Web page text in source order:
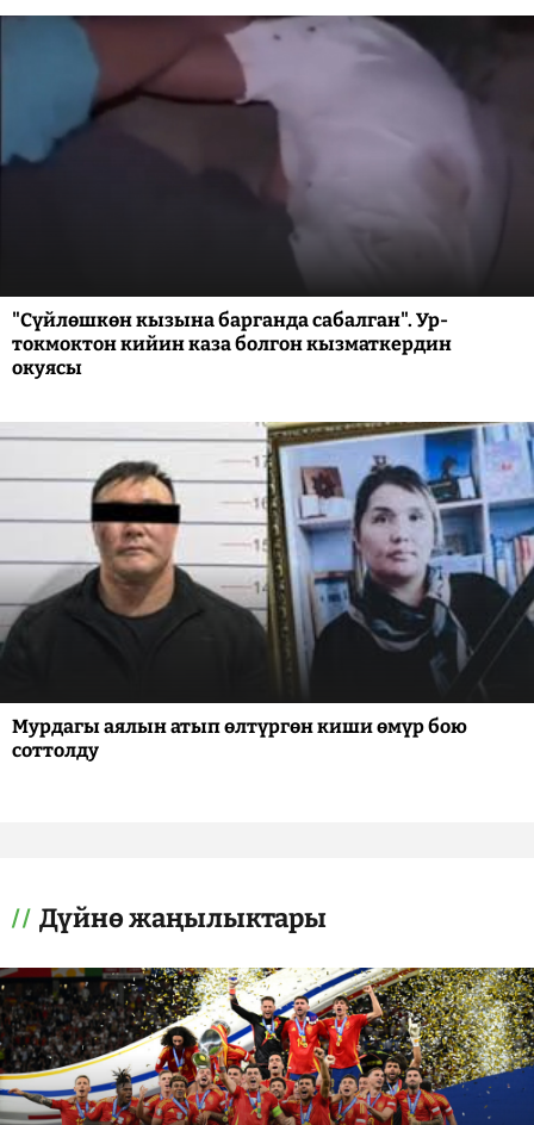
"Сүйлөшкөн кызына барганда сабалган". Ур-
токмоктон кийин каза болгон кызматкердин
окуясы
Мурдагы аялын атып өлтүргөн киши өмүр бою
соттолду
Дүйнө жаңылыктары